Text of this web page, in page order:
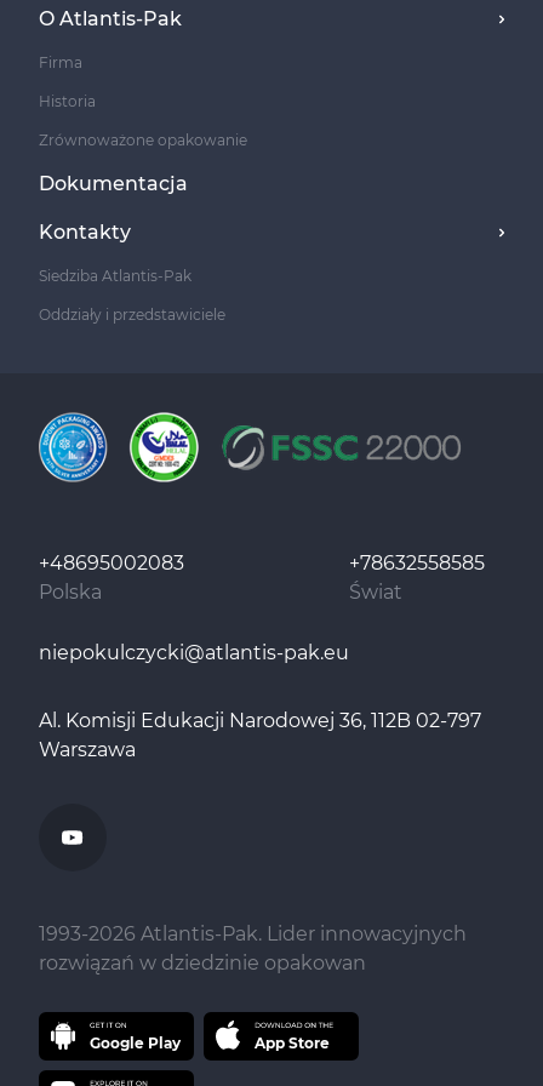
O Atlantis-Pak
Firma
Historia
Zrównoważone opakowanie
Dokumentacja
Kontakty
Siedziba Atlantis-Pak
Oddziały i przedstawiciele
+48695002083
Polska
niepokulczycki@atlantis-pak.eu
+78632558585
Świat
Al. Komisji Edukacji Narodowej 36, 112B 02-797
Warszawa
1993-2026 Atlantis-Pak. Lider innowacyjnych
rozwiązań w dziedzinie opakowan